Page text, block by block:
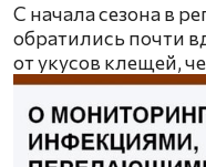
С начала сезона в
обратились почти
от укусов клещей,